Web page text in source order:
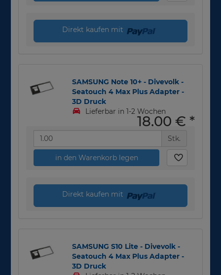
Direkt kaufen mit
SAMSUNG Note 10+ - Divevolk -
Seatouch 4 Max Plus Adapter -
3D Druck
Lieferbar in 1-2 Wochen
18,00 € *
Stk.
in den Warenkorb legen
Direkt kaufen mit
SAMSUNG S10 Lite - Divevolk -
Seatouch 4 Max Plus Adapter -
3D Druck